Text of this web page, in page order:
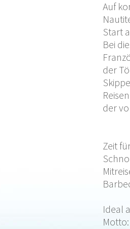
Auf
Start
Bei
der
der
Zeit
Ideal